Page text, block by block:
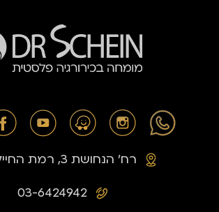
03-6424942
רח׳ הנחושת 3, רמת החייל, ת״א